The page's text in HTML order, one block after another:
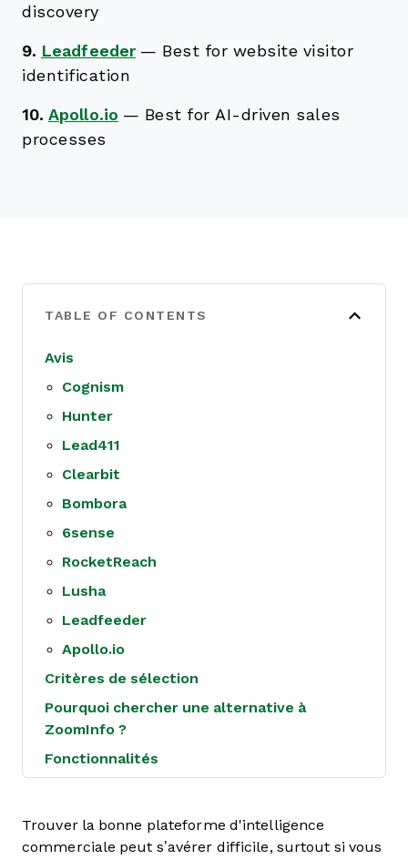
discovery
9. Leadfeeder — Best for website visitor
identification
10. Apollo.io — Best for AI-driven sales
processes
TABLE OF CONTENTS
Avis
Cognism
Hunter
Lead411
Clearbit
Bombora
6sense
RocketReach
Lusha
Leadfeeder
Apollo.io
Critères de sélection
Pourquoi chercher une alternative à
ZoomInfo ?
Fonctionnalités
Trouver la bonne plateforme d'intelligence
commerciale peut s’avérer difficile, surtout si vous